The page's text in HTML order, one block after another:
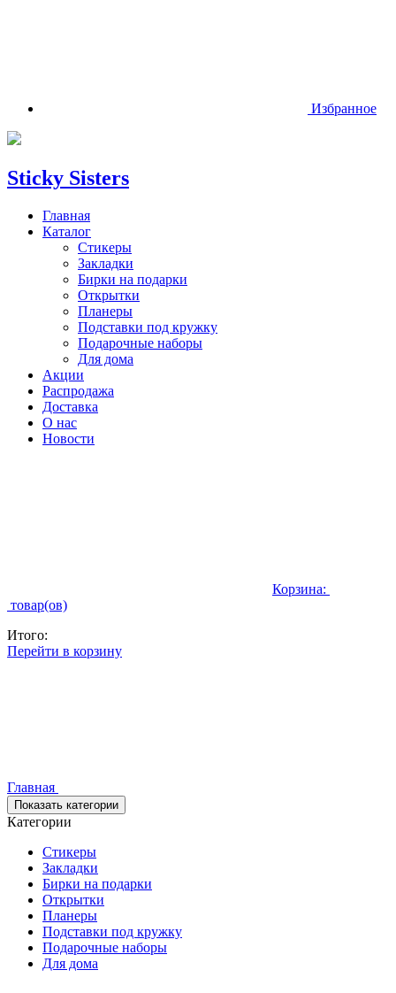
Избранное
Sticky Sisters
Главная
Каталог
Стикеры
Закладки
Бирки на подарки
Открытки
Планеры
Подставки под кружку
Подарочные наборы
Для дома
Акции
Распродажа
Доставка
О нас
Новости
Корзина:
товар(ов)
Итого:
Перейти в корзину
Главная
Показать категории
Категории
Стикеры
Закладки
Бирки на подарки
Открытки
Планеры
Подставки под кружку
Подарочные наборы
Для дома